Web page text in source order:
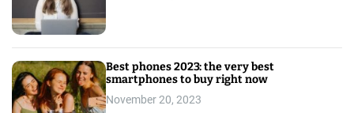
Best phones 2023: the very best
smartphones to buy right now
November 20, 2023